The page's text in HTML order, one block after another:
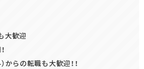
大歓迎
からの転職も大歓迎！！